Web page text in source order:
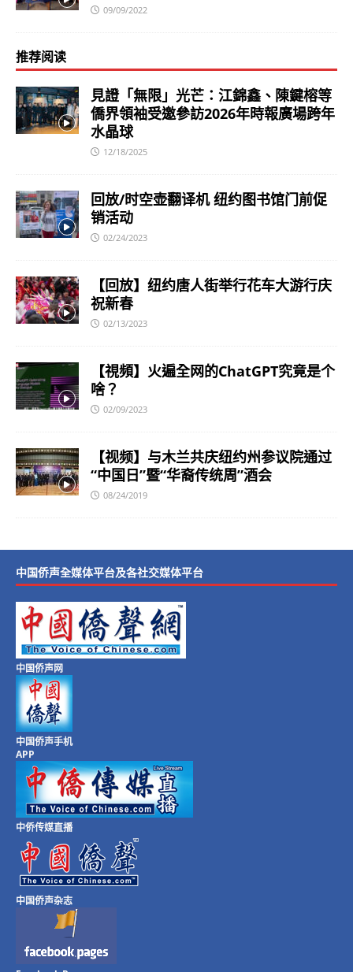
09/09/2022
推荐阅读
見證「無限」光芒：江錦鑫、陳鍵榕等
僑界領袖受邀參訪2026年時報廣場跨年
水晶球
12/18/2025
回放/时空壶翻译机 纽约图书馆门前促
销活动
02/24/2023
【回放】纽约唐人街举行花车大游行庆
祝新春
02/13/2023
【視頻】火遍全网的ChatGPT究竟是个
啥？
02/09/2023
【视频】与木兰共庆纽约州参议院通过
“中国日”暨“华裔传统周”酒会
08/24/2019
中国侨声全媒体平台及各社交媒体平台
中国侨声网
中国侨声手机
APP
中侨传媒直播
中国侨声杂志